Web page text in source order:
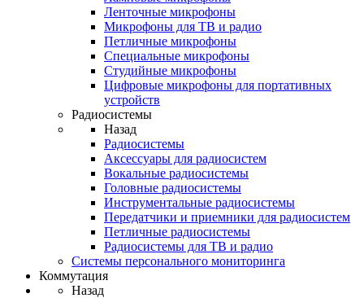
Ленточные микрофоны
Микрофоны для ТВ и радио
Петличные микрофоны
Специальные микрофоны
Студийные микрофоны
Цифровые микрофоны для портативных
устройств
Радиосистемы
Назад
Радиосистемы
Аксессуары для радиосистем
Вокальные радиосистемы
Головные радиосистемы
Инструментальные радиосистемы
Передатчики и приемники для радиосистем
Петличные радиосистемы
Радиосистемы для ТВ и радио
Системы персонального мониторинга
Коммутация
Назад